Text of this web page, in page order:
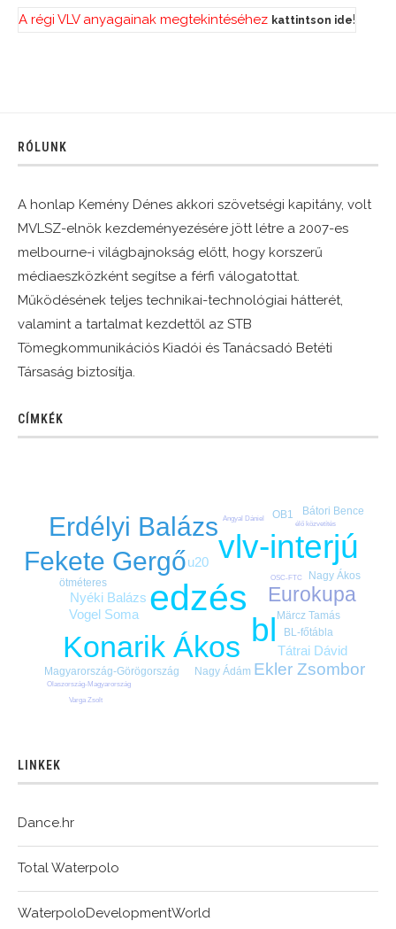
A régi VLV anyagainak megtekintéséhez kattintson ide!
RÓLUNK
A honlap Kemény Dénes akkori szövetségi kapitány, volt
MVLSZ-elnök kezdeményezésére jött létre a 2007-es
melbourne-i világbajnokság előtt, hogy korszerű
médiaeszközként segítse a férfi válogatottat.
Működésének teljes technikai-technológiai hátterét,
valamint a tartalmat kezdettől az STB
Tömegkommunikációs Kiadói és Tanácsadó Betéti
Társaság biztosítja.
CÍMKÉK
edzés
bl
vlv-interjú
Konarik Ákos
Erdélyi Balázs
Fekete Gergő
Eurokupa
Ekler Zsombor
Nyéki Balázs
Tátrai Dávid
u20
Vogel Soma
BL-főtábla
Bátori Bence
Magyarország-Görögország
Märcz Tamás
Nagy Ádám
Nagy Ákos
OB1
ötméteres
Angyal Dániel
Olaszország-Magyarország
OSC-FTC
Varga Zsolt
élő közvetítés
LINKEK
Dance.hr
Total Waterpolo
WaterpoloDevelopmentWorld